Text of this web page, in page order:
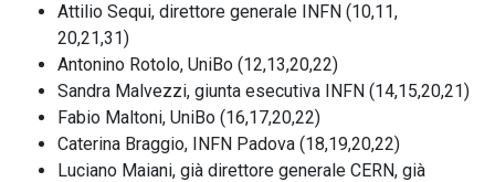
Attilio Sequi, direttore generale INFN (10,11,
20,21,31)
Antonino Rotolo, UniBo (12,13,20,22)
Sandra Malvezzi, giunta esecutiva INFN (14,15,20,21)
Fabio Maltoni, UniBo (16,17,20,22)
Caterina Braggio, INFN Padova (18,19,20,22)
Luciano Maiani, già direttore generale CERN, già